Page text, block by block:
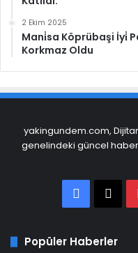
2 Ekim 2025
Mani̇sa Köprübaşi İyi̇
Korkmaz Oldu
yakingundem.com,
genelindeki güncel
X
Popüler Haberler